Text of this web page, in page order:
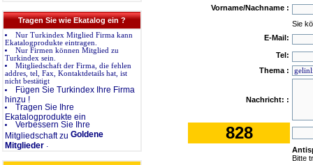
Tragen Sie wie Ekatalog ein ?
Nur Turkindex Mitglied Firma kann
Ekatalogprodukte eintragen.
Nur Firmen können Mitglied zu
Turkindex sein.
Mitgliedschaft der Firma, die fehlen
addres, tel, Fax, Kontaktdetails hat, ist
nicht bestätigt
Fügen Sie Turkindex Ihre Firma
hinzu !
Tragen Sie Ihre
Ekatalogprodukte ein
Verbessern Sie Ihre
Mitgliedschaft zu Goldene
Mitglieder .
Vorname/Nachname :
Sie
E-Mail:
Tel:
Thema :
Nachricht: :
828
Bitte